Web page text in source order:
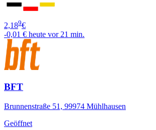
2,189€
-0,01 € heute vor 21 min.
BFT
Brunnenstraße 51, 99974 Mühlhausen
Geöffnet